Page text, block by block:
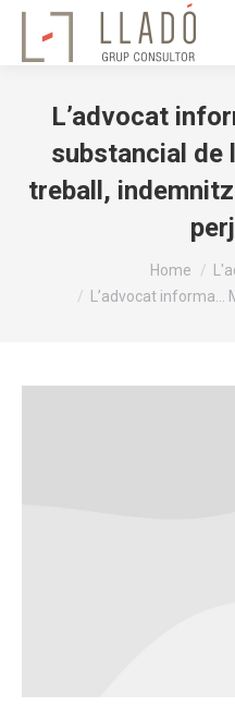
L’advocat
substancial de
treball,
Home
L’advocat informa…